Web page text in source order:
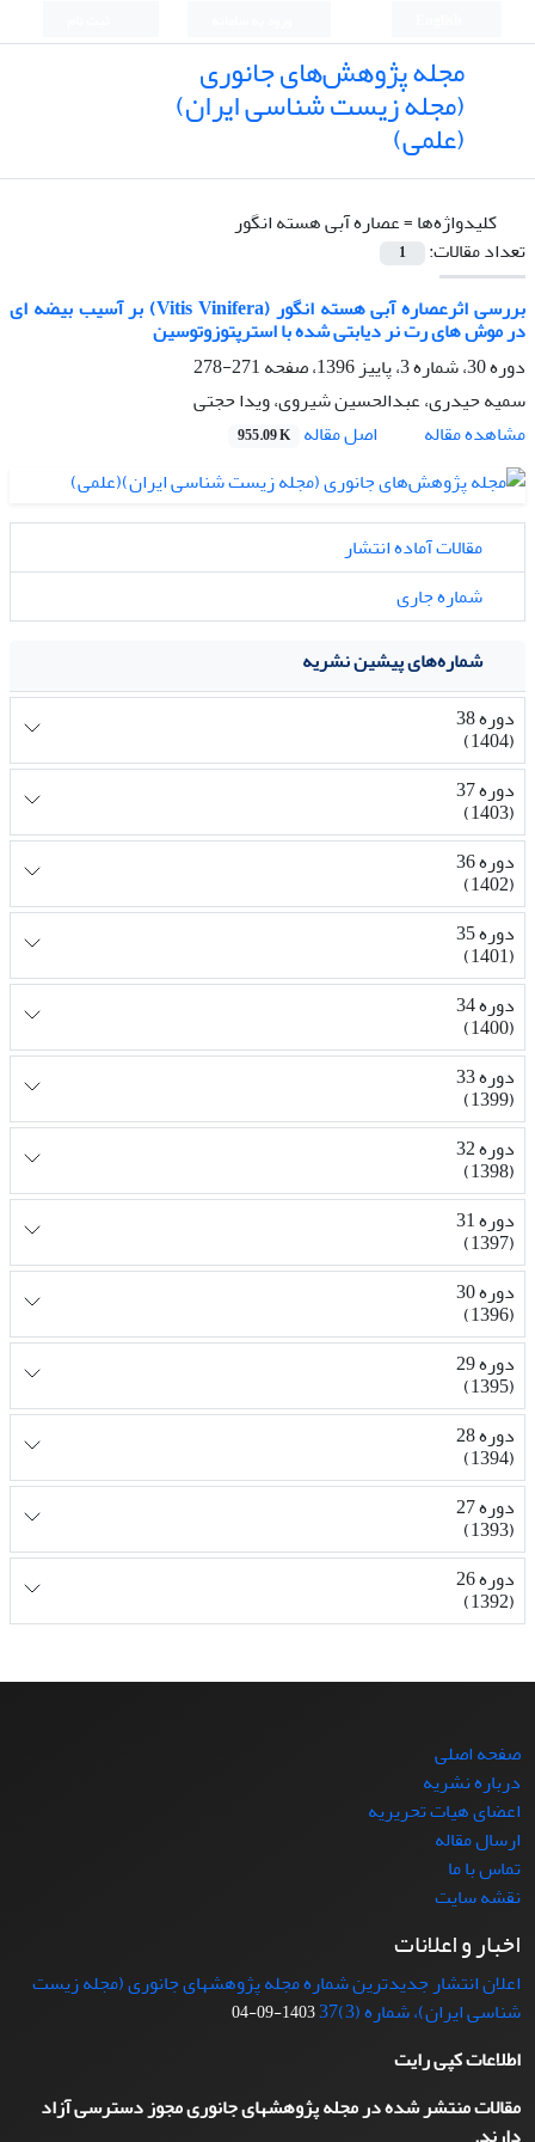
مجله پژوهش‌های جانوری
(مجله زیست شناسی ایران)
(علمی)
کلیدواژه‌ها =عصاره آبی هسته انگور
تعداد مقالات:
1
بررسی اثرعصاره آبی هسته انگور (Vitis Vinifera) بر آسیب بیضه ای
در موش های رت نر دیابتی شده با استرپتوزوتوسین
دوره 30، شماره 3، پاییز 1396، صفحه
271-278
سمیه حیدری، عبدالحسین شیروی، ویدا حجتی
مشاهده مقاله
اصل مقاله 955.09 K
مقالات آماده انتشار
شماره جاری
شماره‌های پیشین نشریه
دوره 38
(1404)
دوره 37
(1403)
دوره 36
(1402)
دوره 35
(1401)
دوره 34
(1400)
دوره 33
(1399)
دوره 32
(1398)
دوره 31
(1397)
دوره 30
(1396)
دوره 29
(1395)
دوره 28
(1394)
دوره 27
(1393)
دوره 26
(1392)
صفحه اصلی
درباره نشریه
اعضای هیات تحریریه
ارسال مقاله
تماس با ما
نقشه سایت
اخبار و اعلانات
اعلان انتشار جدیدترین شماره مجله پژوهشهای جانوری (مجله زیست
شناسی ایران)، شماره (3)37
1403-09-04
اطلاعات کپی رایت
مقالات منتشر شده در مجله پژوهشهای جانوری مجوز دسترسی آزاد